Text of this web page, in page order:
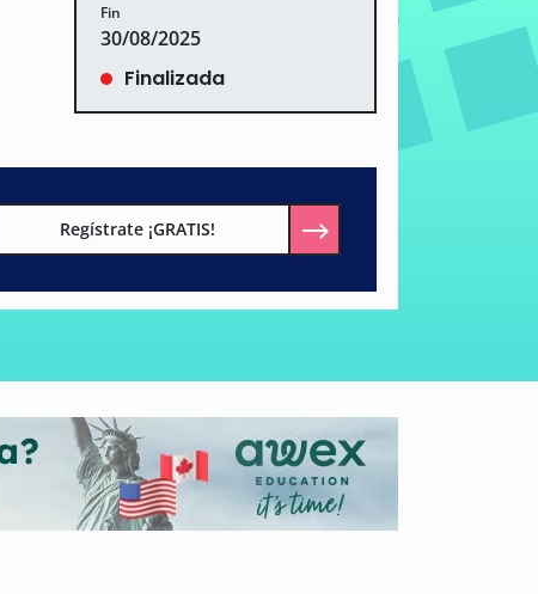
Fin
30/08/2025
Finalizada
Regístrate ¡GRATIS!